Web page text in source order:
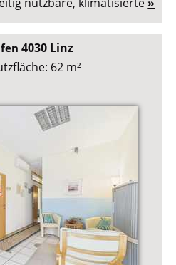
4030 Linz
62 m²